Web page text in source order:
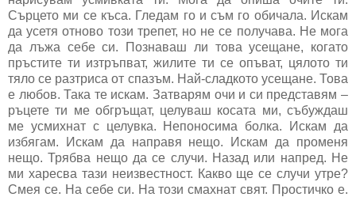
Сърцето ми се къса. Гледам го и съм го обичала. Искам
да усетя отново този трепет, но не се получава. Не мога
да лъжа себе си. Познаваш ли това усещане, когато
пръстите ти изтръпват, жилите ти се опъват, цялото ти
тяло се разтриса от спазъм. Най-сладкото усещане. Това
е любов. Така те искам. Затварям очи и си представям –
ръцете ти ме обгръщат, целуваш косата ми, събуждаш
ме усмихнат с целувка. Непоносима болка. Искам да
избягам. Искам да направя нещо. Искам да променя
нещо. Трябва нещо да се случи. Назад или напред. Не
ми харесва тази неизвестност. Какво ще се случи утре?
Смея се. На себе си. На този смахнат свят. Простичко е.